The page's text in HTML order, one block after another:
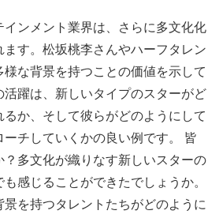
インメント業界は、さらに多文化化
す。松坂桃李さんやハーフタレン
様な背景を持つことの価値を示して
活躍は、新しいタイプのスターがど
か、そして彼らがどのようにして
チしていくかの良い例です。 皆
？多文化が織りなす新しいスターの
感じることができたでしょうか。
景を持つタレントたちがどのように